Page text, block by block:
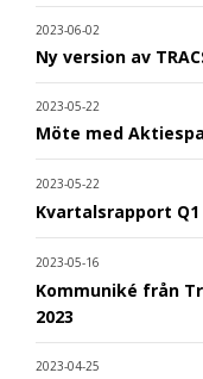
2023-06-02
Ny version av
2023-05-22
Möte med
2023-05-22
Kvartalsrapport
2023-05-16
Kommuniké från
2023
2023-04-25